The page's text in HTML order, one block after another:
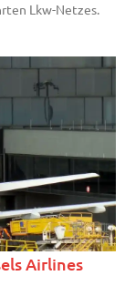
Lkw-Netzes.
Airlines